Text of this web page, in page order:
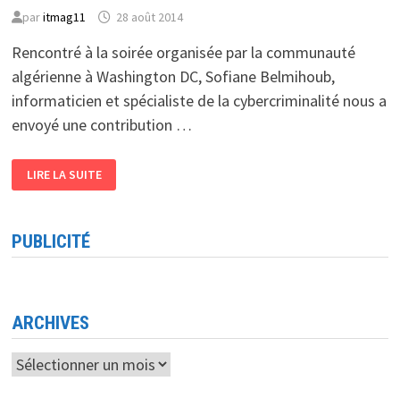
paritmag11 28 août 2014
Rencontré à la soirée organisée par la communauté
algérienne à Washington DC, Sofiane Belmihoub,
informaticien et spécialiste de la cybercriminalité nous a
envoyé une contribution …
BELMIHOUB,
EXPERT
INFORMATIQUE
« NOUS
ADRESSONS
INTERNET
QUI
PEUVENT
NUIRE
À
UNE
LIRE LA SUITE
PUBLICITÉ
ARCHIVES
Archives